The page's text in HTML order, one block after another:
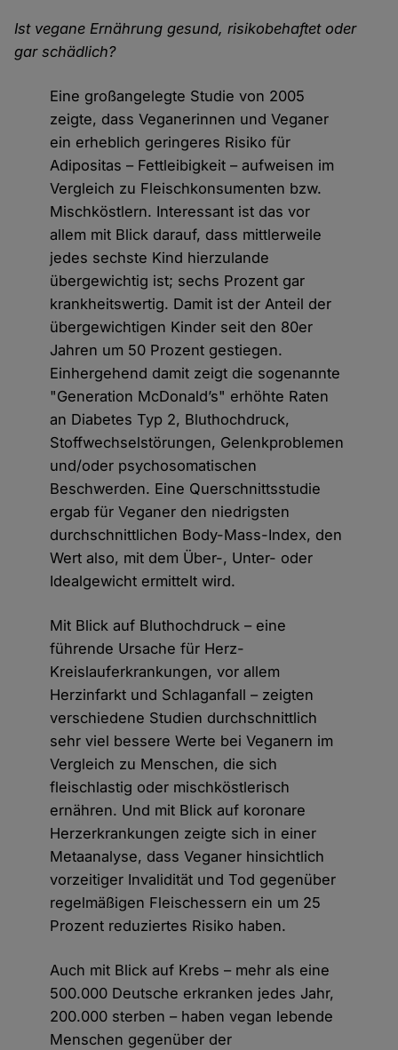
Ist vegane Ernährung gesund, risikobehaftet oder
gar schädlich?
Eine großangelegte Studie von 2005
zeigte, dass Veganerinnen und Veganer
ein erheblich geringeres Risiko für
Adipositas – Fettleibigkeit – aufweisen im
Vergleich zu Fleischkonsumenten bzw.
Mischköstlern. Interessant ist das vor
allem mit Blick darauf, dass mittlerweile
jedes sechste Kind hierzulande
übergewichtig ist; sechs Prozent gar
krankheitswertig. Damit ist der Anteil der
übergewichtigen Kinder seit den 80er
Jahren um 50 Prozent gestiegen.
Einhergehend damit zeigt die sogenannte
"Generation McDonald’s" erhöhte Raten
an Diabetes Typ 2, Bluthochdruck,
Stoffwechselstörungen, Gelenkproblemen
und/oder psychosomatischen
Beschwerden. Eine Querschnittsstudie
ergab für Veganer den niedrigsten
durchschnittlichen Body-Mass-Index, den
Wert also, mit dem Über-, Unter- oder
Idealgewicht ermittelt wird.
Mit Blick auf Bluthochdruck – eine
führende Ursache für Herz-
Kreislauferkrankungen, vor allem
Herzinfarkt und Schlaganfall – zeigten
verschiedene Studien durchschnittlich
sehr viel bessere Werte bei Veganern im
Vergleich zu Menschen, die sich
fleischlastig oder mischköstlerisch
ernähren. Und mit Blick auf koronare
Herzerkrankungen zeigte sich in einer
Metaanalyse, dass Veganer hinsichtlich
vorzeitiger Invalidität und Tod gegenüber
regelmäßigen Fleischessern ein um 25
Prozent reduziertes Risiko haben.
Auch mit Blick auf Krebs – mehr als eine
500.000 Deutsche erkranken jedes Jahr,
200.000 sterben – haben vegan lebende
Menschen gegenüber der